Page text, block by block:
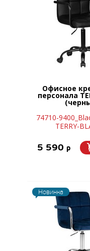
Офисное
персонала
74710-
TERRY-
5 590 p
Новинка